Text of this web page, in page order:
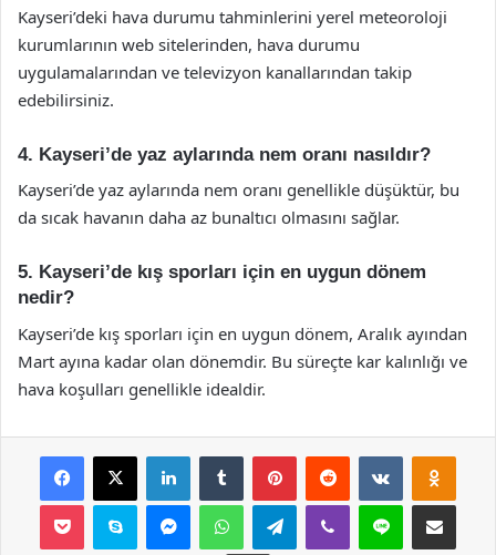
Kayseri’deki hava durumu tahminlerini yerel meteoroloji
kurumlarının web sitelerinden, hava durumu
uygulamalarından ve televizyon kanallarından takip
edebilirsiniz.
4. Kayseri’de yaz aylarında nem oranı nasıldır?
Kayseri’de yaz aylarında nem oranı genellikle düşüktür, bu
da sıcak havanın daha az bunaltıcı olmasını sağlar.
5. Kayseri’de kış sporları için en uygun dönem
nedir?
Kayseri’de kış sporları için en uygun dönem, Aralık ayından
Mart ayına kadar olan dönemdir. Bu süreçte kar kalınlığı ve
hava koşulları genellikle idealdir.
Facebook
X LinkedInTumblr PinterestReddit VKontakte
Pocket Skype MessengerWhatsAppTelegramViber Line E-Posta ile